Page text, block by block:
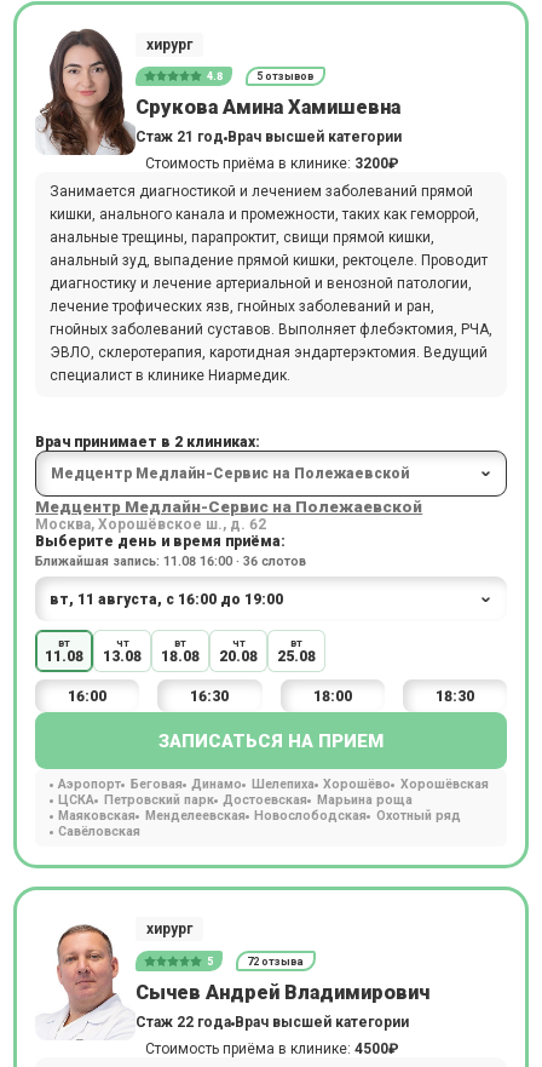
хирург
4.8 5 отзывов
Срукова Амина Хамишевна
Стаж 21 год Врач высшей категории
Стоимость приёма в клинике: 3200₽
Занимается диагностикой и лечением заболеваний прямой
кишки, анального канала и промежности, таких как геморрой,
анальные трещины, парапроктит, свищи прямой кишки,
анальный зуд, выпадение прямой кишки, ректоцеле. Проводит
диагностику и лечение артериальной и венозной патологии,
лечение трофических язв, гнойных заболеваний и ран,
гнойных заболеваний суставов. Выполняет флебэктомия, РЧА,
ЭВЛО, склеротерапия, каротидная эндартерэктомия. Ведущий
специалист в клинике Ниармедик.
Врач принимает в 2 клиниках:
Медцентр Медлайн-Сервис на Полежаевской
Москва, Хорошёвское ш., д. 62
Выберите день и время приёма:
Ближайшая запись: 11.08 16:00 · 36 слотов
вт
11.08
чт
13.08
вт
18.08
чт
20.08
вт
25.08
16:00 16:30 18:00 18:30
ЗАПИСАТЬСЯ НА ПРИЕМ
Аэропорт Беговая Динамо Шелепиха Хорошёво
Хорошёвская
ЦСКА
Петровский парк Достоевская
Марьина роща
Маяковская
Менделеевская Новослободская
Охотный ряд
Савёловская
хирург
5 72 отзыва
Сычев Андрей Владимирович
Стаж 22 года Врач высшей категории
Стоимость приёма в клинике: 4500₽